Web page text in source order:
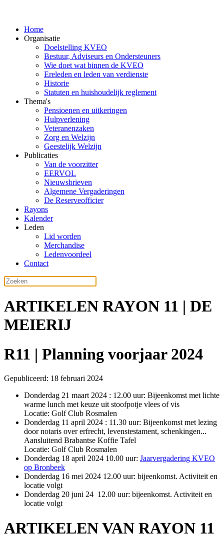
Home
Organisatie
Doelstelling KVEO
Bestuur, Adviseurs en Ondersteuners
Wie doet wat binnen de KVEO
Ereleden en leden van verdienste
Historie
Statuten en huishoudelijk reglement
Thema's
Pensioenen en uitkeringen
Hulpverlening
Veteranenzaken
Zorg en Welzijn
Geestelijk Welzijn
Publicaties
Van de voorzitter
EERVOL
Nieuwsbrieven
Algemene Vergaderingen
De Reserveofficier
Rayons
Kalender
Leden
Lid worden
Merchandise
Ledenvoordeel
Contact
ARTIKELEN RAYON 11 | DE
MEIERIJ
R11 | Planning voorjaar 2024
Gepubliceerd: 18 februari 2024
Donderdag 21 maart 2024 : 12.00 uur: Bijeenkomst met lichte
warme lunch met keuze uit stoofpotje vlees of vis
Locatie: Golf Club Rosmalen
Donderdag 11 april 2024 : 11.30 uur: Bijeenkomst met lezing
door notaris over erfrecht, levenstestament, schenkingen...
Aansluitend Brabantse Koffie Tafel
Locatie: Golf Club Rosmalen
Donderdag 18 april 2024 10.00 uur: Jaarvergadering KVEO
op Bronbeek
Donderdag 16 mei 2024 12.00 uur: bijeenkomst. Activiteit en
locatie volgt
Donderdag 20 juni 24 12.00 uur: bijeenkomst. Activiteit en
locatie volgt
ARTIKELEN VAN RAYON 11